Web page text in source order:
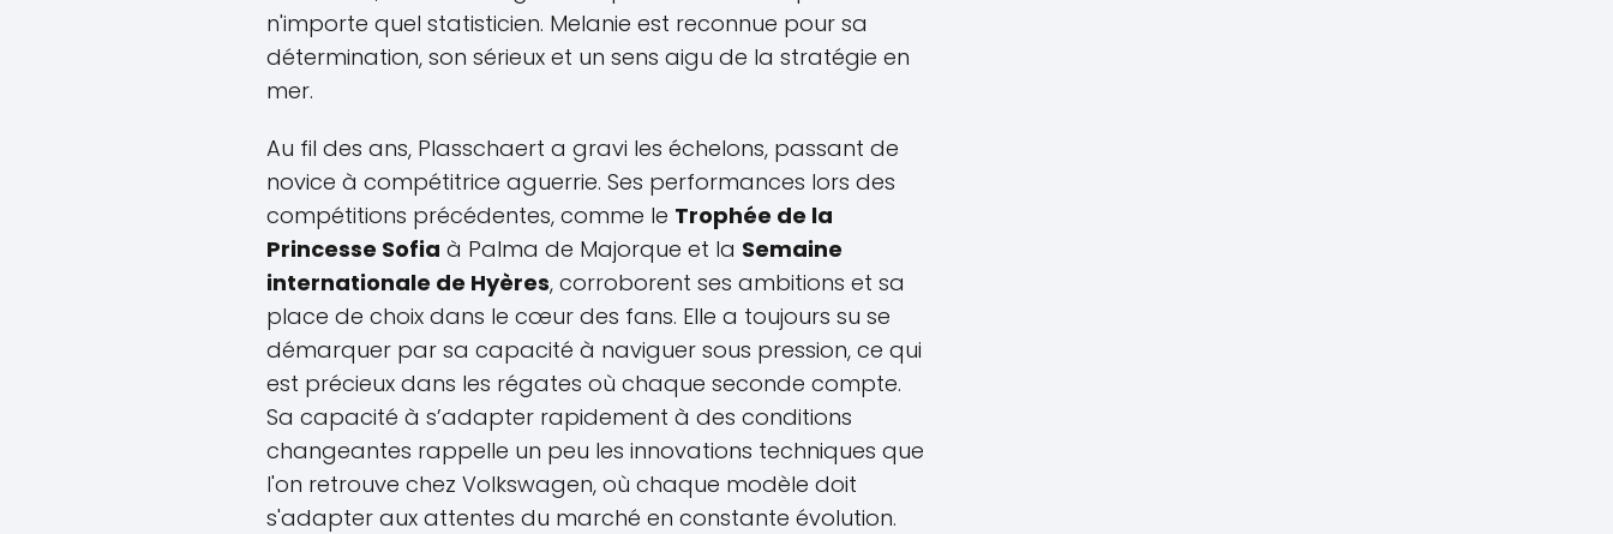
n'importe quel statisticien. Melanie est reconnue pour sa
détermination, son sérieux et un sens aigu de la stratégie en
mer.
Au fil des ans, Plasschaert a gravi les échelons, passant de
novice à compétitrice aguerrie. Ses performances lors des
compétitions précédentes, comme le Trophée de la
Princesse Sofia à Palma de Majorque et la Semaine
internationale de Hyères, corroborent ses ambitions et sa
place de choix dans le cœur des fans. Elle a toujours su se
démarquer par sa capacité à naviguer sous pression, ce qui
est précieux dans les régates où chaque seconde compte.
Sa capacité à s’adapter rapidement à des conditions
changeantes rappelle un peu les innovations techniques que
l'on retrouve chez Volkswagen, où chaque modèle doit
s'adapter aux attentes du marché en constante évolution.